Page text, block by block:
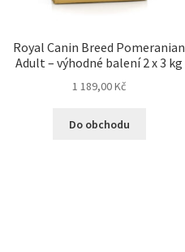
Royal Canin Breed Pomeranian
Adult – výhodné balení 2 x 3 kg
1 189,00Kč
Do obchodu